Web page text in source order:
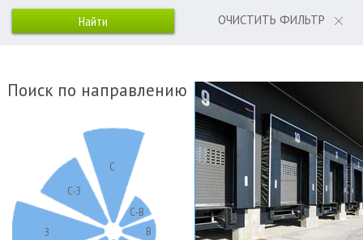
ОЧИСТИТЬ ФИЛЬТР
Поиск по направлению
С
С-В
В
З
С-З